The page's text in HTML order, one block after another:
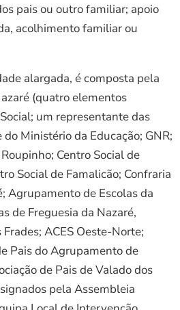
pais ou outro familiar; apoio
acolhimento familiar ou
alargada, é composta pela
(quatro elementos
um representante das
Ministério da Educação; GNR;
Centro Social de
Social de Famalicão; Confraria
Agrupamento de Escolas da
de Freguesia da Nazaré,
ACES Oeste-Norte;
Pais do Agrupamento de
de Pais de Valado dos
pela Assembleia